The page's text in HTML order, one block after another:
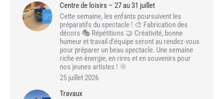
Centre de loisirs – 27 au 31 juillet
Cette semaine, les enfants poursuivent les
préparatifs du spectacle ! 🎨 Fabrication des
décors 🎭 Répétitions 🤝 Créativité, bonne
humeur et travail d’équipe seront au rendez-vous
pour préparer un beau spectacle. Une semaine
riche en énergie, en rires et en souvenirs pour
nos jeunes artistes ! 🌞
25 juillet 2026
Travaux